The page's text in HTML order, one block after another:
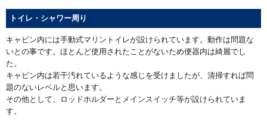
トイレ・シャワー周り
キャビン内には手動式マリントイレが設けられています。動作は問題な
いとの事です。ほとんど使用されたことがないため便器内は綺麗でし
た。
キャビン内は若干汚れているような感じを受けましたが、清掃すれば問
題のないレベルと思います。
その他として、ロッドホルダーとメインスイッチ等が設けられていま
す。